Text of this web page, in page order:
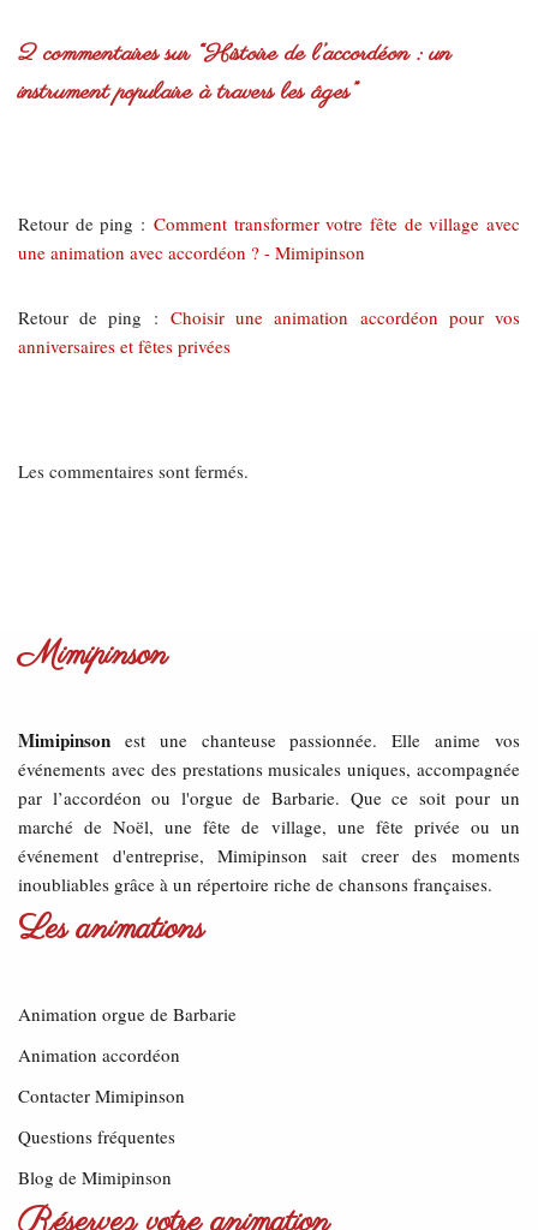
2 commentaires sur “Histoire de l’accordéon : un
instrument populaire à travers les âges”
Retour de ping : Comment transformer votre fête de village avec
une animation avec accordéon ? - Mimipinson
Retour de ping : Choisir une animation accordéon pour vos
anniversaires et fêtes privées
Les commentaires sont fermés.
Mimipinson
Mimipinson est une chanteuse passionnée. Elle anime vos
événements avec des prestations musicales uniques, accompagnée
par l’accordéon ou l'orgue de Barbarie. Que ce soit pour un
marché de Noël, une fête de village, une fête privée ou un
événement d'entreprise, Mimipinson sait creer des moments
inoubliables grâce à un répertoire riche de chansons françaises.
Les animations
Animation orgue de Barbarie
Animation accordéon
Contacter Mimipinson
Questions fréquentes
Blog de Mimipinson